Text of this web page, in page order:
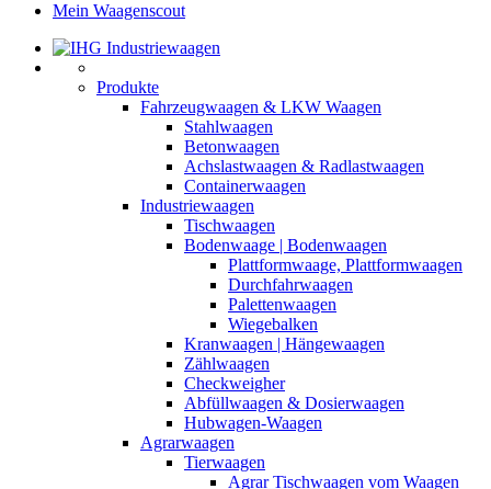
Mein Waagenscout
Produkte
Fahrzeugwaagen & LKW Waagen
Stahlwaagen
Betonwaagen
Achslastwaagen & Radlastwaagen
Containerwaagen
Industriewaagen
Tischwaagen
Bodenwaage | Bodenwaagen
Plattformwaage, Plattformwaagen
Durchfahrwaagen
Palettenwaagen
Wiegebalken
Kranwaagen | Hängewaagen
Zählwaagen
Checkweigher
Abfüllwaagen & Dosierwaagen
Hubwagen-Waagen
Agrarwaagen
Tierwaagen
Agrar Tischwaagen vom Waagen